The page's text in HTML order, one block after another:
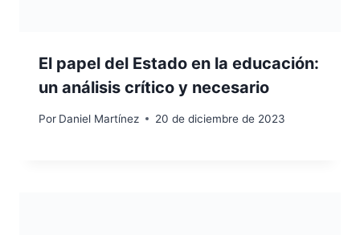
El papel del Estado en la educación:
un análisis crítico y necesario
Por Daniel Martínez 20 de diciembre de 2023